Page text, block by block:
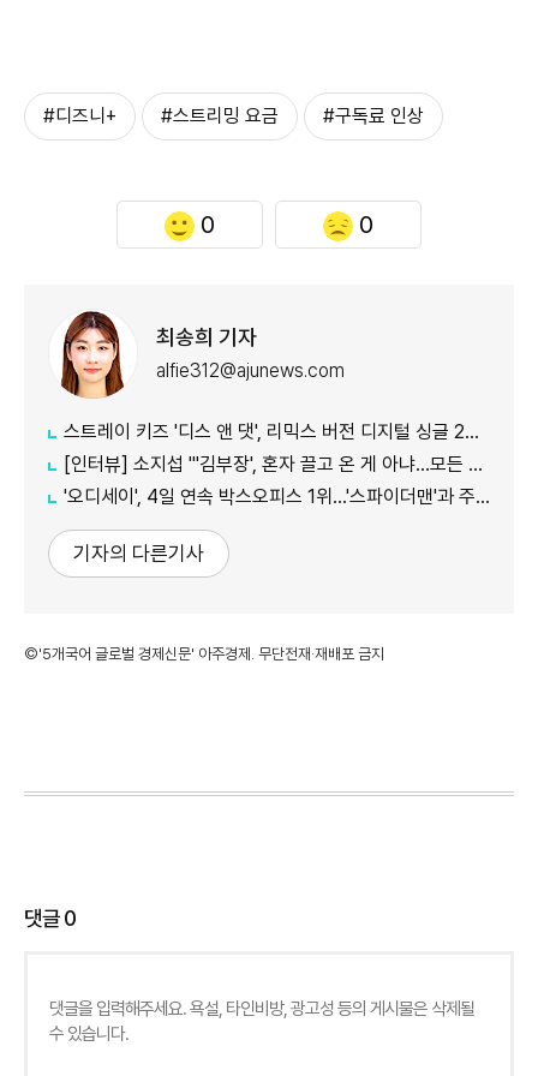
#디즈니+ #스트리밍 요금 #구독료 인상
0 0
최송희 기자
alfie312@ajunews.com
스트레이 키즈 '디스 앤 댓', 리믹스 버전 디지털 싱글 2종 공개
[인터뷰] 소지섭 "'김부장', 혼자 끌고 온 게 아냐…모든 사람이 함께 만든 작품"
'오디세이', 4일 연속 박스오피스 1위…'스파이더맨'과 주말 흥행 접전
기자의 다른기사
©'5개국어 글로벌 경제신문' 아주경제. 무단전재·재배포 금지
댓글0